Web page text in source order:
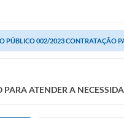
PÚBLICO 002/2023 CONTRATAÇÃO
ATENDER A